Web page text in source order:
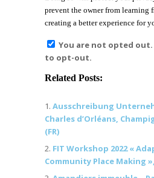
prevent the owner from learning
creating a better experience for
You are not opted
to opt-out.
Related Posts:
Ausschreibung
Charles d’Orléans,
(FR)
FIT Workshop 2022 «
Community Place Making